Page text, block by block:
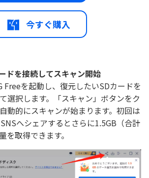
今すぐ購入
ドを接続してスキャン開始
Freeを起動し、復元したいSDカードを
選択します。「スキャン」ボタンをク
動的にスキャンが始まります。初回は
へシェアするとさらに1.5GB（合計
を取得できます。